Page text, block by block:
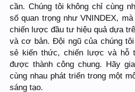
cần. Chúng tôi không chỉ cùng
số quan trọng như VNINDEX,
chiến lược đầu tư hiệu quả dựa
và cơ bản. Đội ngũ của chúng
sẻ kiến thức, chiến lược và hỗ
được thành công chung. Hãy
cùng nhau phát triển trong một
sáng tạo.